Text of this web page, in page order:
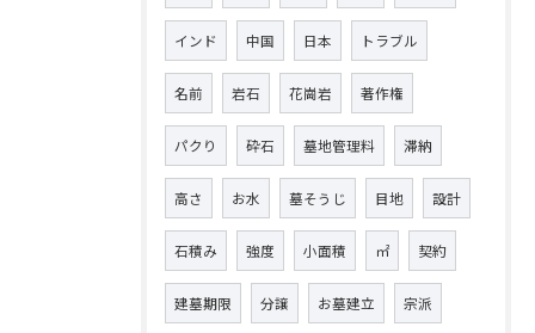
インド 中国 日本 トラブル
名前 岩石 花崗岩 著作権
パクり 砕石 墓地管理料 滞納
高さ お水 墓そうじ 目地 設計
石積み 強度 小面積 ㎡ 契約
建墓期限 分譲 お墓建立 宗派